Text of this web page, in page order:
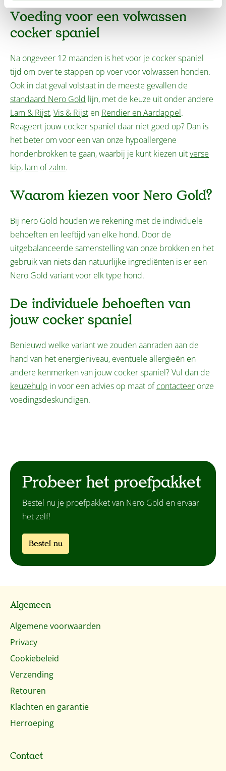
Voeding voor een volwassen
cocker spaniel
Na ongeveer 12 maanden is het voor je cocker spaniel
tijd om over te stappen op voer voor volwassen honden.
Ook in dat geval volstaat in de meeste gevallen de
standaard Nero Gold lijn, met de keuze uit onder andere
Lam & Rijst,Vis & Rijst en Rendier en Aardappel.
Reageert jouw cocker spaniel daar niet goed op? Dan is
het beter om voor een van onze hypoallergene
hondenbrokken te gaan, waarbij je kunt kiezen uitverse
kip, lam ofzalm.
Waarom kiezen voor Nero Gold?
Bij nero Gold houden we rekening met de individuele
behoeften en leeftijd van elke hond. Door de
uitgebalanceerde samenstelling van onze brokken en het
gebruik van niets dan natuurlijke ingrediënten is er een
Nero Gold variant voor elk type hond.
De individuele behoeften van
jouw cocker spaniel
Benieuwd welke variant we zouden aanraden aan de
hand van het energieniveau, eventuele allergieën en
andere kenmerken van jouw cocker spaniel? Vul dan de
keuzehulp in voor een advies op maat ofcontacteer onze
voedingsdeskundigen.
Probeer het proefpakket
Bestel nu je proefpakket van Nero Gold en ervaar
het zelf!
Bestel nu
Algemeen
Algemene voorwaarden
Privacy
Cookiebeleid
Verzending
Retouren
Klachten en garantie
Herroeping
Contact